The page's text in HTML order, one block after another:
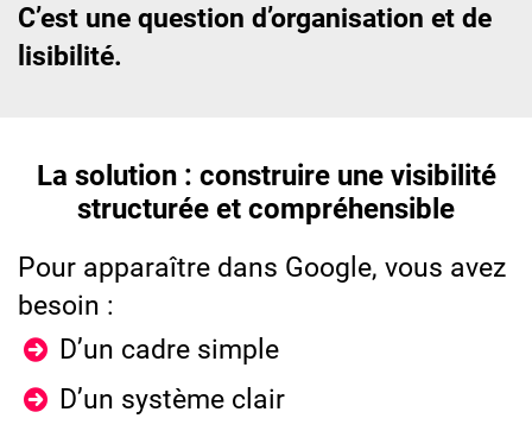
C’est une question d’organisation et de
lisibilité.
La solution : construire une visibilité
structurée et compréhensible
Pour apparaître dans Google, vous avez
besoin :
D’un cadre simple
D’un système clair